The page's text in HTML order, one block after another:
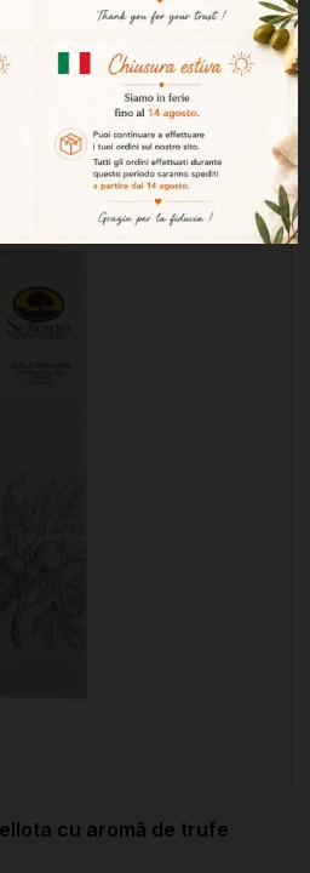
ADAUGĂ ÎN COȘ
cu aromă de trufe